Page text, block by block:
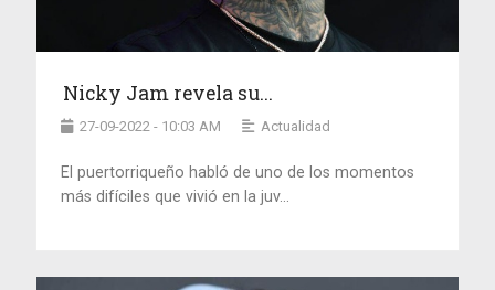
Nicky Jam revela su...
27-09-2022 - 10:03 AM Actualidad
El puertorriqueño habló de uno de los momentos
más difíciles que vivió en la juv...